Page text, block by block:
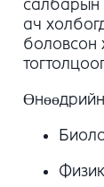
салбарын
ач
боловсон